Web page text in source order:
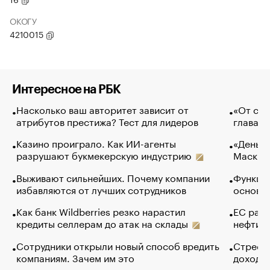
ОКОГУ
4210015
Интересное на РБК
Насколько ваш авторитет зависит от
атрибутов престижа? Тест для лидеров
Казино проиграло. Как ИИ-агенты
разрушают букмекерскую индустрию
Выживают сильнейших. Почему компании
избавляются от лучших сотрудников
Как банк Wildberries резко нарастил
кредиты селлерам до атак на склады
Сотрудники открыли новый способ вредить
компаниям. Зачем им это
«От
глава
Маск в
основ
ЕС
нефти